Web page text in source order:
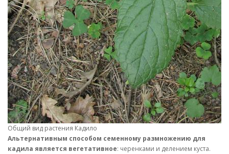
Общий вид растения Кадило
Альтернативным способом семенному размножению для
кадила является вегетативное: черенками и делением куста.